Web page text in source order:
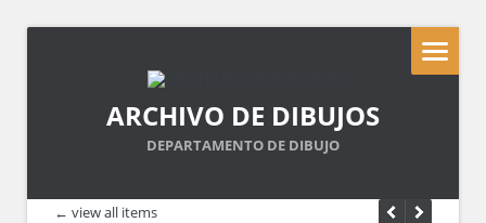
ARCHIVO DE DIBUJOS
DEPARTAMENTO DE DIBUJO
← view all items